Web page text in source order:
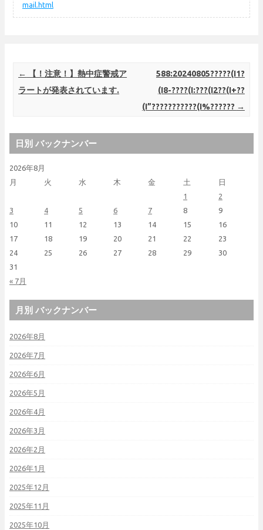
mail.html
Post navigation
←
【！注意！】熱中症警戒ア
ラートが発表されています.
588:20240805?????(I1?
(I8-????(I:???(I2??(I+??
(I”???????????(I%?????? →
日別 バックナンバー
2026年8月
月
火 水 木 金 土 日
« 7月
1
2
3
4 5 6 7 8
9
10
11 12 13 14 15
16
17
18 19 20 21 22
23
24
25 26 27 28 29
30
31
月別 バックナンバー
2026年8月
2026年7月
2026年6月
2026年5月
2026年4月
2026年3月
2026年2月
2026年1月
2025年12月
2025年11月
2025年10月